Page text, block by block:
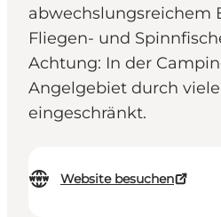
abwechslungsreichem
Fliegen- und
Achtung: In der
Angelgebiet durch
eingeschränkt.
Website besuchen